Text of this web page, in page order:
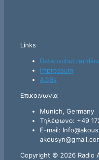
Links
Impressum
AGBs
Επικοινωνία
Munich, Germany
Τηλέφωνο: +49
E-mail:
Copyright © 2026 Radio